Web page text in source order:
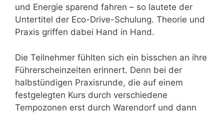
und Energie sparend fahren – so lautete der
Untertitel der Eco-Drive-Schulung. Theorie und
Praxis griffen dabei Hand in Hand.
Die Teilnehmer fühlten sich ein bisschen an ihre
Führerscheinzeiten erinnert. Denn bei der
halbstündigen Praxisrunde, die auf einem
festgelegten Kurs durch verschiedene
Tempozonen erst durch Warendorf und dann